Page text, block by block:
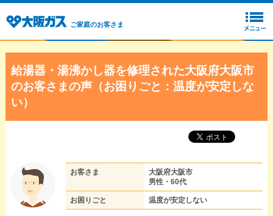
ご家庭のお客さま
給湯器・湯沸かし器を修理された大阪府大阪市
のお客さまの声（お困りごと：温度が安定しな
い）
お客さま
大阪府大阪市
男性・60代
お困りごと 温度が安定しない